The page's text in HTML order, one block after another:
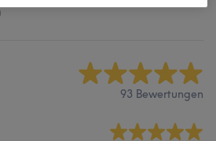
93 Bewertungen